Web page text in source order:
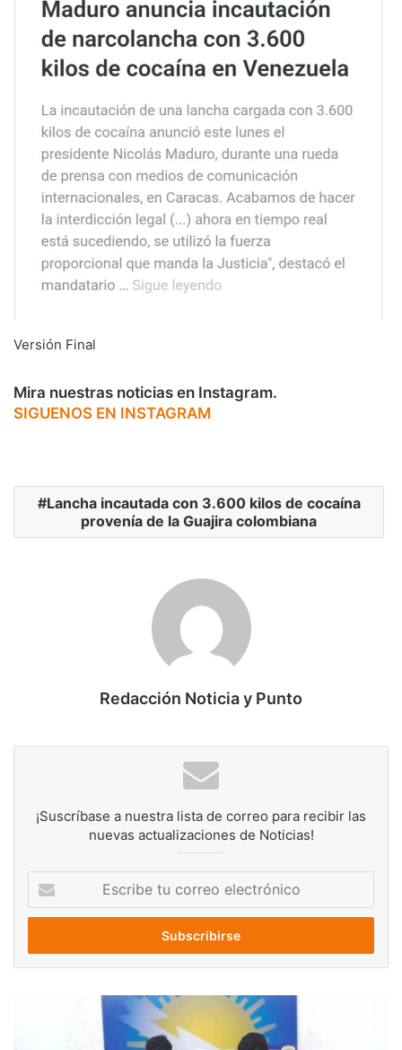
Versión Final
Mira nuestras noticias en Instagram.
SIGUENOS EN INSTAGRAM
Lancha incautada con 3.600 kilos de cocaína
provenía de la Guajira colombiana
Redacción Noticia y Punto
¡Suscríbase a nuestra lista de correo para recibir las
nuevas actualizaciones de Noticias!
correo